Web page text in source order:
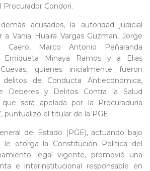
Procurador Condori.
acusados, la autoridad judicial
a Vania Huaira Vargas Guzman, Jorge
Caero, Marco Antonio Peñaranda
Erniqueta Minaya Ramos y a Elias
quienes inicialmente fueron
de Conducta Antieconómica,
Deberes y Delitos Contra la Salud
que será apelada por la Procuraduría
puntualizó el titular de la PGE.
del Estado (PGE), actuando bajo
le otorga la Constitución Política del
legal vigente, promovió una
e interinstitucional responsable en